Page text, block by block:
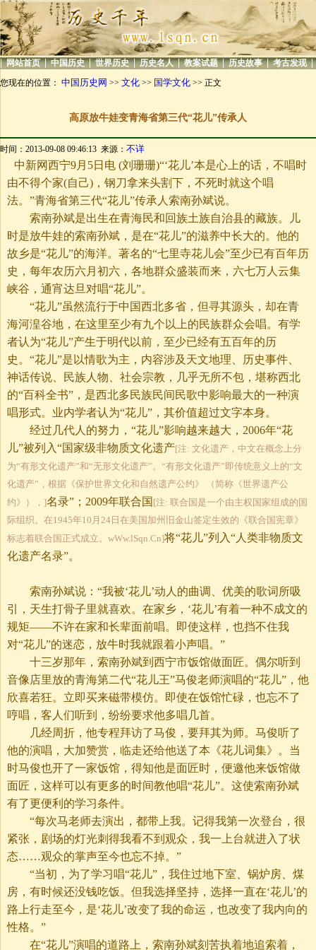
| 网站首页 | 中国历史 | 世界历史 | 历史名人 | 教案试题 | 历史故事 | 考古发现 |
您现在的位置： 中国历史网 >> 文化 >> 国学文化 >> 正文
高原放牛娃变青海省第三代“花儿”传承人
时间：2013-09-08 09:46:13 来源： 不详
中新网西宁9月5日电 (刘珊珊)“‘花儿’本是心上的话，不唱时
由不得个家(自己)，钢刀拿来头割下，不死时就这个唱
法。”青海省第三代“花儿”传承人索南孙斌说。
索南孙斌是出生在青海民和回族土族自治县的藏族。儿
时是放牛娃的索南孙斌，是在“花儿”的滋养中长大的。他的
故乡是“花儿”的海洋。著名的“七里寺花儿会”至少已有百年历
史，每年农历六月初六，各地群众盛装而来，六七万人云集
峡谷，通宵达旦对唱“花儿”。
“花儿”虽然流行于中国西北多省，但寻其源头，却在青
海河湟谷地，在这里至少有九个以上的民族群众会唱。有学
者认为“花儿”产生于明代以前，至少已经有五百年的历
史。“花儿”是以情歌为主，内容涉及天文地理、历史事件、
神话传说、民族人物、社会宗教，几乎无所不包，堪称西北
的“百科全书”，是西北多民族民间民歌中影响最大的一种演
唱形式。业内学者认为“花儿”，其价值超过文字本身。
经过几代人的努力，“花儿”影响越来越大，2006年“花
儿”被列入“国家级非物质文化遗产[注: 文化遗产，中文在概念上分
为“有形文化遗产”和“无形文化遗产”。“有形文化遗产”即传统意义上的“文
化遗产”，根据《保护世界文化和自然遗产公约》 （简称《世界遗产公
约》），]名录”；2009年联合国 [注: 联合国是一个由主权国家组成的国
际组织。在1945年10月24日在美国加州旧金山签定生效的《联合国宪章》
标志着联合国正式成立。wWw.lSqn.Cn]将“花儿”列入“人类非物质文
化遗产名录”。
索南孙斌说：“我被‘花儿’动人的曲调、优美的歌词所吸
引，天生打骨子里就喜欢。在家乡，‘花儿’有着一种不成文的
规矩——不许在家和长辈面前唱。即使这样，也挡不住我
对“花儿”的迷恋，放牛时我就跟着小声唱。”
十三岁那年，索南孙斌到西宁市饭馆做面匠。偶尔听到
音像店里放的青海第二代“花儿王”马俊老师演唱的“花儿”，他
欣喜若狂。立即买来磁带模仿。即使在饭馆忙碌，也忘不了
哼唱，客人们听到，纷纷要求他多唱几首。
几经周折，他专程拜访了马俊，要拜其为师。马俊听了
他的演唱，大加赞赏，临走还给他送了本《花儿词集》。当
时马俊也开了一家饭馆，得知他是面匠时，便邀他来饭馆做
面匠，这样可以有更多的时间教他唱“花儿”。这使索南孙斌
有了更便利的学习条件。
“每次马老师去演出，都带上我。记得我第一次登台，很
紧张，剧场的灯光刺得我看不到观众，我一上台就进入了状
态……观众的掌声至今也忘不掉。”
“当初，为了学习唱“花儿”，我住过地下室、锅炉房、煤
房，有时候还没钱吃饭。但我选择坚持，选择一直在‘花儿’的
路上行走至今，是‘花儿’改变了我的命运，也改变了我内向的
性格。”
在“花儿”演唱的道路上，索南孙斌刻苦执着地追索着，